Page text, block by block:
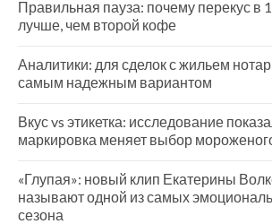
Правильная пауза: почему перекус в
лучше, чем второй кофе
Аналитики: для сделок с жильем
самым надежным вариантом
Вкус vs этикетка: исследование
маркировка меняет выбор
«Глупая»: новый клип Екатерины
называют одной из самых
сезона